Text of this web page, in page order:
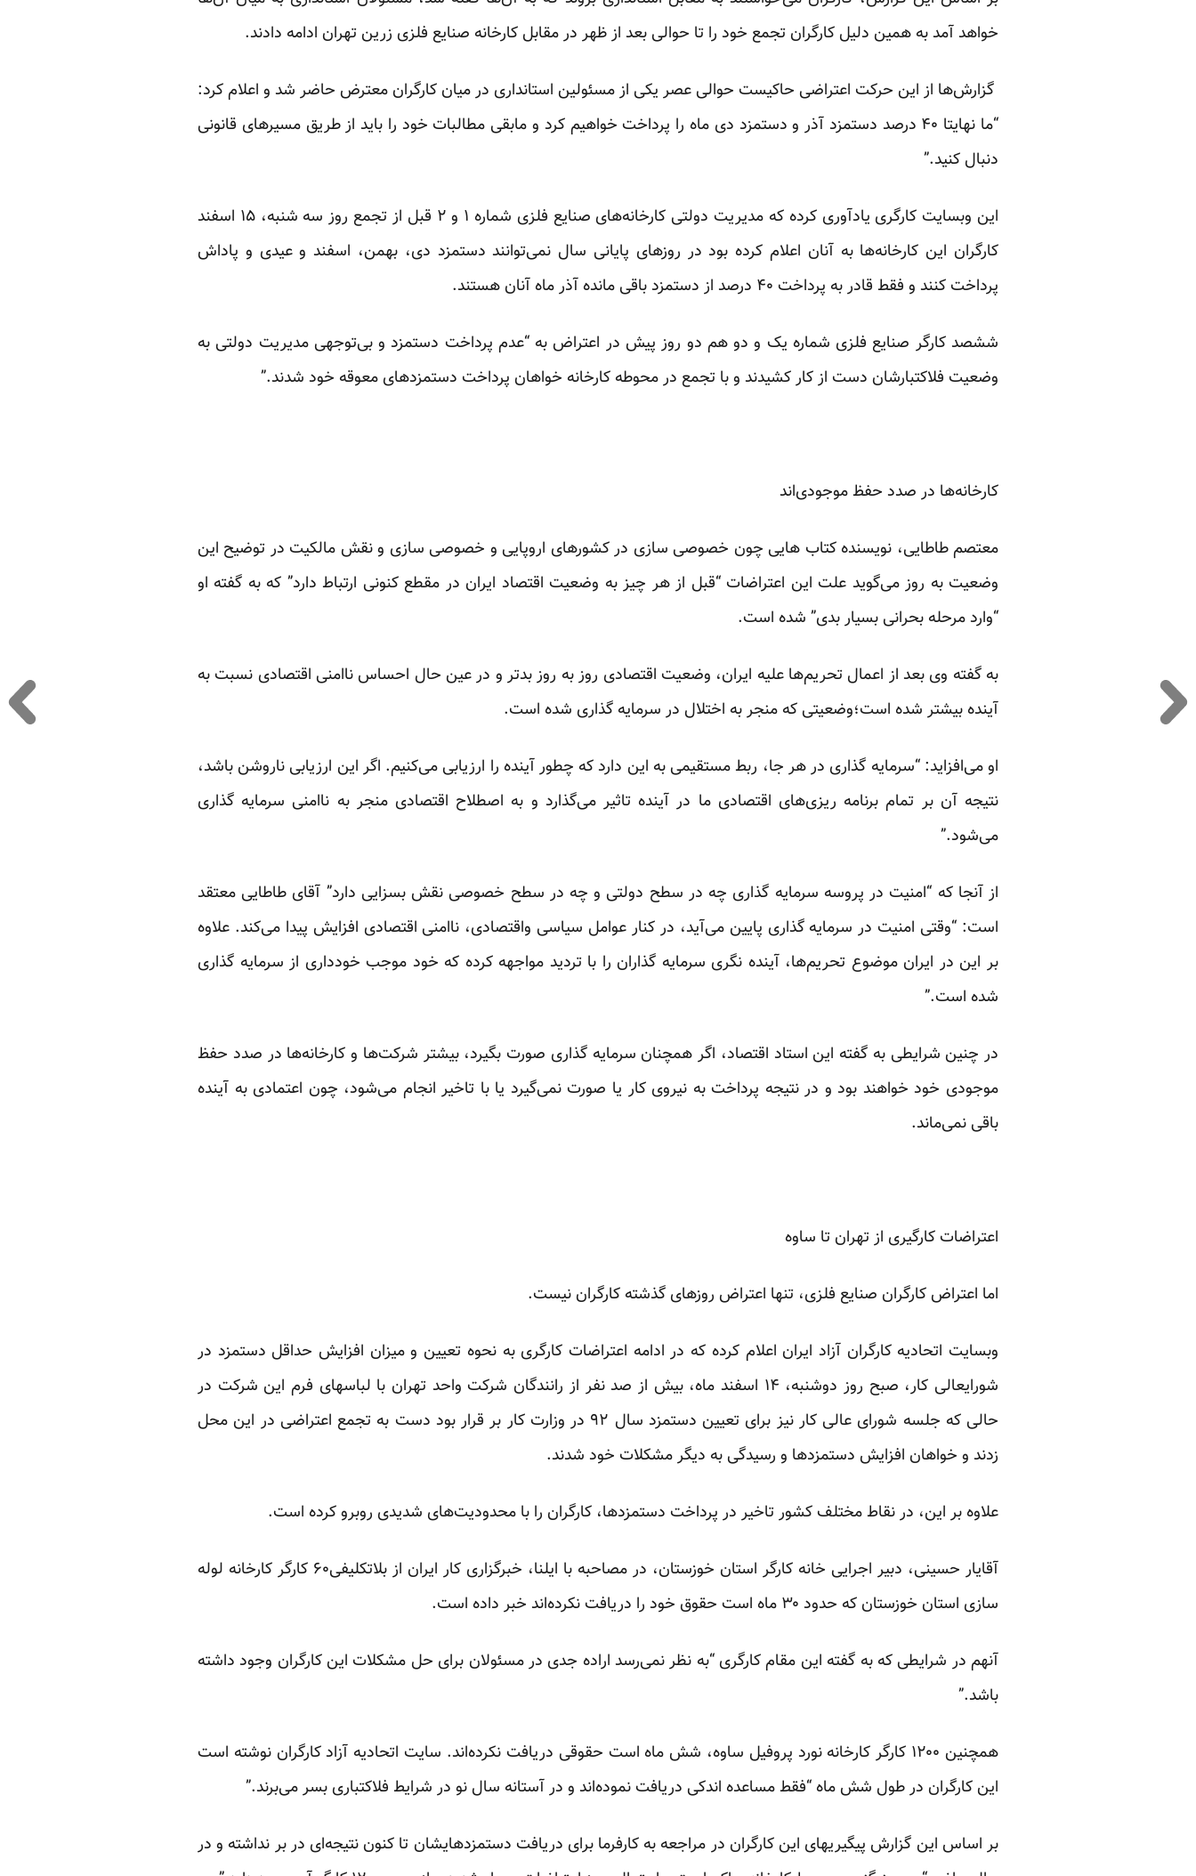
خواهد آمد به همین دلیل کارگران تجمع خود را تا حوالی بعد از ظهر در مقابل کارخانه صنایع فلزی زرین تهران ادامه دادند.
گزارش‌ها از این حرکت اعتراضی حاکیست حوالی عصر یکی از مسئولین استانداری در میان کارگران معترض حاضر شد و اعلام کرد:
“ما نهایتا ۴۰ درصد دستمزد آذر و دستمزد دی ماه را پرداخت خواهیم کرد و مابقی مطالبات خود را باید از طریق مسیرهای قانونی
دنبال کنید.”
این وبسایت کارگری یادآوری کرده که مدیریت دولتی کارخانه‌های صنایع فلزی شماره ۱ و ۲ قبل از تجمع روز سه شنبه، ۱۵ اسفند
کارگران این کارخانه‌ها به آنان اعلام کرده بود در روزهای پایانی سال نمی‌توانند دستمزد دی، بهمن، اسفند و عیدی و پاداش
پرداخت کنند و فقط قادر به پرداخت ۴۰ درصد از دستمزد باقی مانده آذر ماه آنان هستند.
ششصد کارگر صنایع فلزی شماره یک و دو هم دو روز پیش در اعتراض به “عدم پرداخت دستمزد و بی‌توجهی مدیریت دولتی به
وضعیت فلاکتبارشان دست از کار کشیدند و با تجمع در محوطه کارخانه خواهان پرداخت دستمزدهای معوقه خود شدند.”
کارخانه‌ها در صدد حفظ موجودی‌اند
معتصم طاطایی، نویسنده کتاب هایی چون خصوصی سازی در کشورهای اروپایی و خصوصی سازی و نقش مالکیت در توضیح این
وضعیت به روز می‌گوید علت این اعتراضات “قبل از هر چیز به وضعیت اقتصاد ایران در مقطع کنونی ارتباط دارد” که به گفته او
“وارد مرحله بحرانی بسیار بدی” شده است.
به گفته وی بعد از اعمال تحریم‌ها علیه ایران، وضعیت اقتصادی روز به روز بد‌تر و در عین حال احساس ناامنی اقتصادی نسبت به
آینده بیشتر شده است؛وضعیتی که منجر به اختلال در سرمایه گذاری شده است.
او می‌افزاید: “سرمایه گذاری در هر جا، ربط مستقیمی به این دارد که چطور آینده را ارزیابی می‌کنیم. اگر این ارزیابی ناروشن باشد،
نتیجه آن بر تمام برنامه ریزی‌های اقتصادی ما در آینده تاثیر می‌گذارد و به اصطلاح اقتصادی منجر به نا‌امنی سرمایه گذاری
می‌شود.”
از آنجا که “امنیت در پروسه سرمایه گذاری چه در سطح دولتی و چه در سطح خصوصی نقش بسزایی دارد” آقای طاطایی معتقد
است: “وقتی امنیت در سرمایه گذاری پایین می‌آید، در کنار عوامل سیاسی واقتصادی، نا‌امنی اقتصادی افزایش پیدا می‌کند. علاوه
بر این در ایران موضوع تحریم‌ها، آینده نگری سرمایه گذاران را با تردید مواجهه کرده که خود موجب خودداری از سرمایه گذاری
شده است.”
در چنین شرایطی به گفته این استاد اقتصاد، اگر همچنان سرمایه گذاری صورت بگیرد، بیشتر شرکت‌ها و کارخانه‌ها در صدد حفظ
موجودی خود خواهند بود و در نتیجه پرداخت به نیروی کار یا صورت نمی‌گیرد یا با تاخیر انجام می‌شود، چون اعتمادی به آینده
باقی نمی‌ماند.
اعتراضات کارگیری از تهران تا ساوه
اما اعتراض کارگران صنایع فلزی، تنها اعتراض روزهای گذشته کارگران نیست.
وبسایت اتحادیه کارگران آزاد ایران اعلام کرده که در ادامه اعتراضات کارگری به نحوه تعیین و میزان افزایش حداقل دستمزد در
شورایعالی کار، صبح روز دوشنبه، ۱۴ اسفند ماه، بیش از صد نفر از رانندگان شرکت واحد تهران با لباسهای فرم این شرکت در
حالی که جلسه شورای عالی کار نیز برای تعیین دستمزد سال ۹۲ در وزارت کار بر قرار بود دست به تجمع اعتراضی در این محل
زدند و خواهان افزایش دستمزد‌ها و رسیدگی به دیگر مشکلات خود شدند.
علاوه بر این، در نقاط مختلف کشور تاخیر در پرداخت دستمزد‌ها، کارگران را با محدودیت‌های شدیدی روبرو کرده است.
آقایار حسینی، دبیر اجرایی خانه کارگر استان خوزستان، در مصاحبه با ایلنا، خبرگزاری کار ایران از بلاتکلیفی۶۰ کارگر کارخانه لوله
سازی استان خوزستان که حدود ۳۰ ماه است حقوق خود را دریافت نکرده‌اند خبر داده است.
آنهم در شرایطی که به گفته این مقام کارگری “به نظر نمی‌رسد اراده جدی در مسئولان برای حل مشکلات این کارگران وجود داشته
باشد.”
همچنین ۱۲۰۰ کارگر کارخانه نورد پروفیل ساوه، شش ماه است حقوقی دریافت نکرده‌اند. سایت اتحادیه آزاد کارگران نوشته است
این کارگران در طول شش ماه “فقط مساعده اندکی دریافت نموده‌اند و در آستانه سال نو در شرایط فلاکتباری بسر می‌برند.”
بر اساس این گزارش پیگیریهای این کارگران در مراجعه به کارفرما برای دریافت دستمزد‌هایشان تا کنون نتیجه‌ای در بر نداشته و در